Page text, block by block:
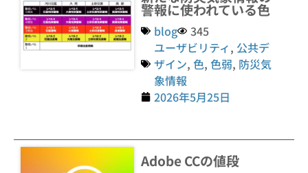
警報に使われている色
blog
345
ユーザビリティ, 公共デ
ザイン,色,色弱, 防災気
象情報
2026年5月25日
Adobe CCの値段